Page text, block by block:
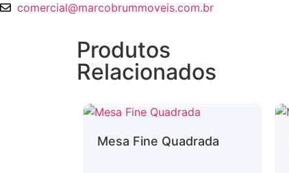
comercial@marcobrummoveis.com.br
Produtos
Relacionados
Mesa Fine Quadrada